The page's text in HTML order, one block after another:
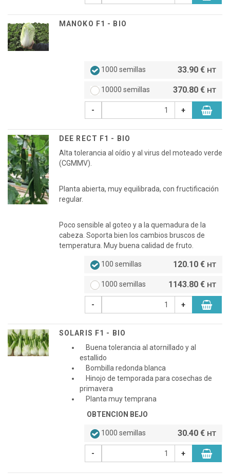
MANOKO F1 - BIO
1000 semillas 33.90 € HT
10000 semillas 370.80 € HT
- +
DEE RECT F1 - BIO
Alta tolerancia al oídio y al virus del moteado verde
(CGMMV).
Planta abierta, muy equilibrada, con fructificación
regular.
Poco sensible al goteo y a la quemadura de la
cabeza. Soporta bien los cambios bruscos de
temperatura. Muy buena calidad de fruto.
100 semillas 120.10 € HT
1000 semillas 1143.80 € HT
- +
SOLARIS F1 - BIO
Buena tolerancia al atornillado y al
estallido
Bombilla redonda blanca
Hinojo de temporada para cosechas de
primavera
Planta muy temprana
OBTENCION BEJO
1000 semillas 30.40 € HT
- +